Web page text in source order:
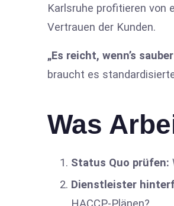
Karlsruhe profitieren von
Vertrauen der Kunden.
„Es reicht, wenn’s
braucht es
Was
Status Quo prüfen:
Dienstleister
HACCP-Plänen?